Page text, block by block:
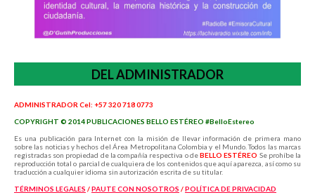
DEL ADMINISTRADOR
ADMINISTRADOR Cel: +57 320 718 0773
COPYRIGHT © 2014 PUBLICACIONES BELLO ESTÉREO #BelloEstereo
Es una publicación para Internet con la misión de llevar información de primera mano
sobre las noticias y hechos del Área Metropolitana Colombia y el Mundo. Todos las marcas
registradas son propiedad de la compañía respectiva o deBELLO ESTÉREO Se prohíbe la
reproducción total o parcial de cualquiera de los contenidos que aquí aparezca, así como su
traducción a cualquier idioma sin autorización escrita de su titular.
TÉRMINOS LEGALES /PAUTE CON NOSOTROS /POLÍTICADE PRIVACIDAD